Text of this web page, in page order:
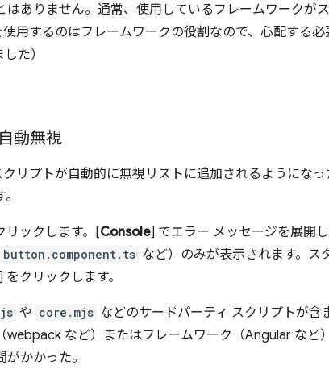
ありません。通常、使用しているフレームワークが
用するのはフレームワークの役割なので、心配する
た）
動無視
リプトが自動的に無視リストに追加されるようにな
リックします。[Console] でエラー メッセージを展開
button.component.ts など）のみが表示されます。ス
] をクリックします。
や core.mjs などのサードパーティ スクリプトが含
など）またはフレームワーク（Angular など
かかった。